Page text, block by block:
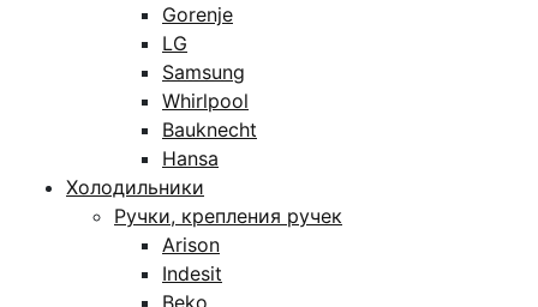
Gorenje
LG
Samsung
Whirlpool
Bauknecht
Hansa
Холодильники
Ручки, крепления ручек
Arison
Indesit
Beko